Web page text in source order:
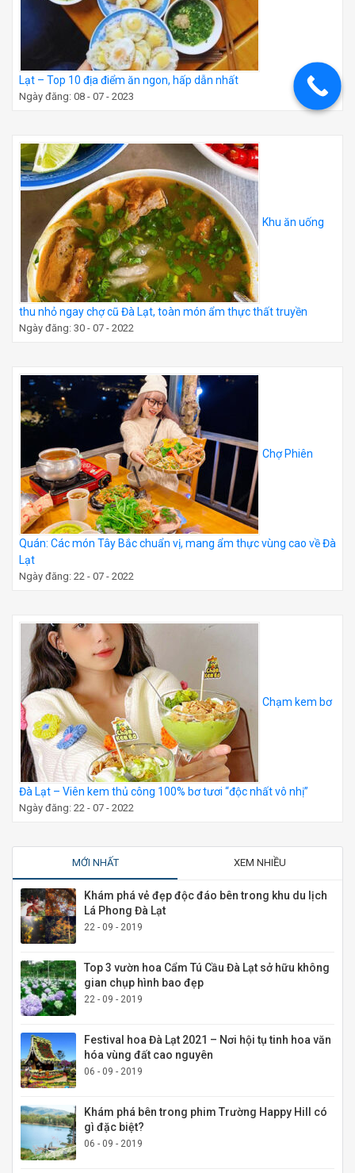
Lạt – Top 10 địa điểm ăn ngon, hấp dẫn nhất
Ngày đăng: 08 - 07 - 2023
Khu ăn uống
thu nhỏ ngay chợ cũ Đà Lạt, toàn món ẩm thực thất truyền
Ngày đăng: 30 - 07 - 2022
Chợ Phiên
Quán: Các món Tây Bắc chuẩn vị, mang ẩm thực vùng cao về Đà
Lạt
Ngày đăng: 22 - 07 - 2022
Chạm kem bơ
Đà Lạt – Viên kem thủ công 100% bơ tươi “độc nhất vô nhị”
Ngày đăng: 22 - 07 - 2022
MỚI NHẤT XEM NHIỀU
Khám phá vẻ đẹp độc đáo bên trong khu du lịch
Lá Phong Đà Lạt
22 - 09 - 2019
Top 3 vườn hoa Cẩm Tú Cầu Đà Lạt sở hữu không
gian chụp hình bao đẹp
22 - 09 - 2019
Festival hoa Đà Lạt 2021 – Nơi hội tụ tinh hoa văn
hóa vùng đất cao nguyên
06 - 09 - 2019
Khám phá bên trong phim Trường Happy Hill có
gì đặc biệt?
06 - 09 - 2019